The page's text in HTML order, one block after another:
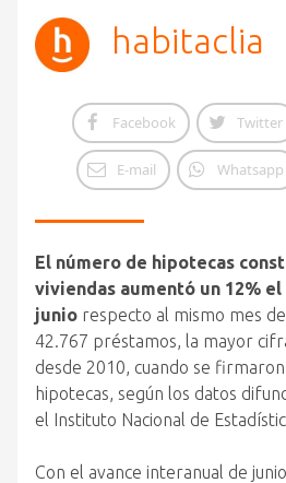
habitaclia
Facebook Twitter
E-mail Whatsapp
El número de hipotecas
viviendas aumentó un 12% el
junio respecto al mismo mes
42.767 préstamos, la mayor
desde 2010, cuando se
hipotecas, según los datos
el Instituto Nacional de
Con el avance interanual de